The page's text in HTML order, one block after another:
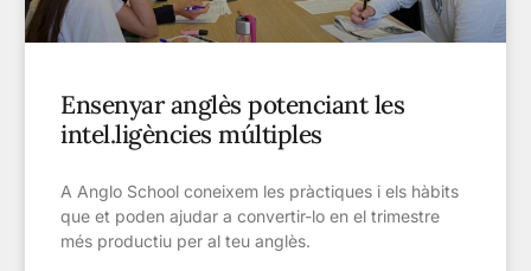
Ensenyar anglès potenciant les
intel.ligències múltiples
A Anglo School coneixem les pràctiques i els hàbits
que et poden ajudar a convertir-lo en el trimestre
més productiu per al teu anglès.